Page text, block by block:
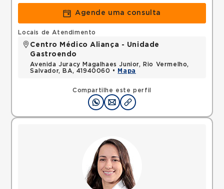
Agende uma consulta
Compartilhe este perfil
Locais de Atendimento
Centro Médico Aliança - Unidade
Gastroendo
Avenida Juracy Magalhaes Junior, Rio Vermelho,
Salvador, BA, 41940060 •
Mapa